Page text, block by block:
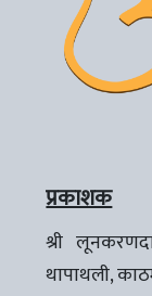
प्रकाशक
श्री
थापाथली,